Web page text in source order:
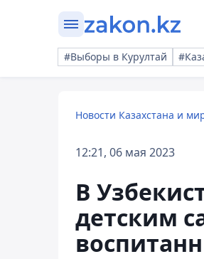
#Выборы в Курултай
Новости Казахстана и
12:21, 06 мая 2023
В
детским